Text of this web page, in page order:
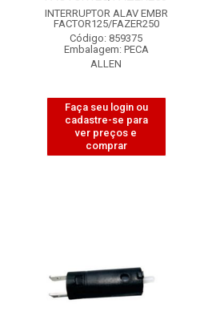
INTERRUPTOR ALAV EMBR
FACTOR125/FAZER250
Código: 859375
Embalagem: PECA
ALLEN
Faça seu login ou
cadastre-se para
ver preços e
comprar